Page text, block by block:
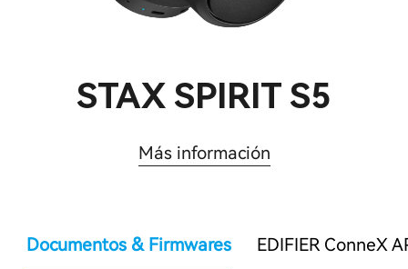
STAX SPIRIT S5
Más información
Documentos & Firmwares EDIFIER ConneX